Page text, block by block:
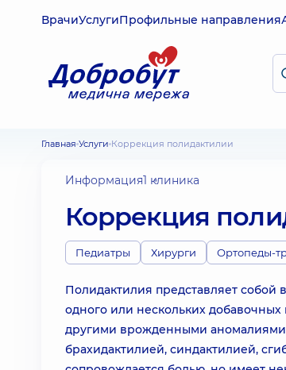
ВрачиУслугиПрофильные направления
Главная Услуги Коррекция полидактилии
Информация1 клиника
Коррекция
Педиатры Хирурги Ортопеды-
Полидактилия представляет
одного или нескольких
другими врожденными аномалиями
брахидактилией, синдактилией,